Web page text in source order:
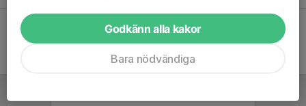
Godkänn alla kakor
Bara nödvändiga